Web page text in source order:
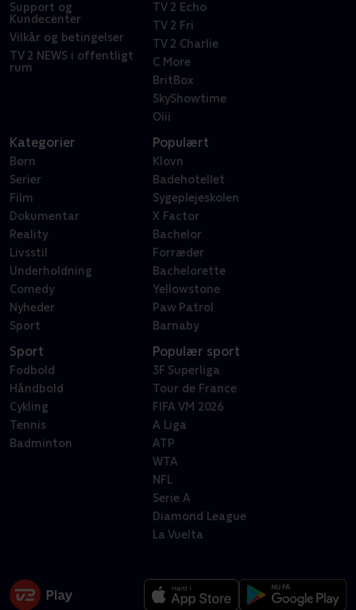
Support og
Kundecenter
Vilkår og betingelser
TV 2 NEWS i offentligt
rum
TV 2 Echo
TV 2 Fri
TV 2 Charlie
C More
BritBox
SkyShowtime
Oiii
Kategorier
Børn
Serier
Film
Dokumentar
Reality
Livsstil
Underholdning
Comedy
Nyheder
Sport
Populært
Klovn
Badehotellet
Sygeplejeskolen
X Factor
Bachelor
Forræder
Bachelorette
Yellowstone
Paw Patrol
Barnaby
Sport
Fodbold
Håndbold
Cykling
Tennis
Badminton
Populær sport
3F Superliga
Tour de France
FIFA VM 2026
A Liga
ATP
WTA
NFL
Serie A
Diamond League
La Vuelta